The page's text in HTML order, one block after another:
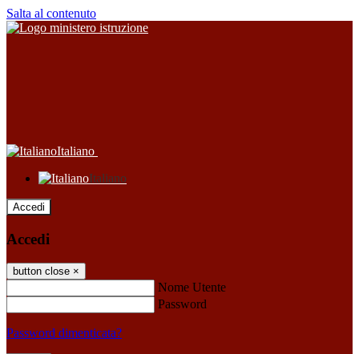
Salta al contenuto
Italiano
Italiano
Accedi
Accedi
button close ×
Nome Utente
Password
Password dimenticata?